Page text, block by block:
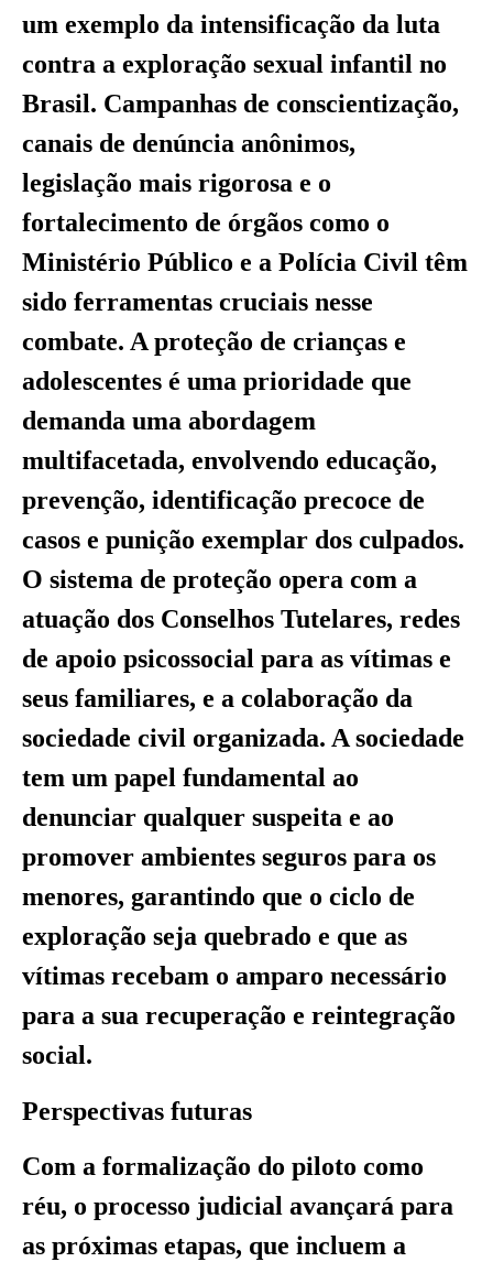
um exemplo da intensificação da luta
contra a exploração sexual infantil no
Brasil. Campanhas de conscientização,
canais de denúncia anônimos,
legislação mais rigorosa e o
fortalecimento de órgãos como o
Ministério Público e a Polícia Civil têm
sido ferramentas cruciais nesse
combate. A proteção de crianças e
adolescentes é uma prioridade que
demanda uma abordagem
multifacetada, envolvendo educação,
prevenção, identificação precoce de
casos e punição exemplar dos culpados.
O sistema de proteção opera com a
atuação dos Conselhos Tutelares, redes
de apoio psicossocial para as vítimas e
seus familiares, e a colaboração da
sociedade civil organizada. A sociedade
tem um papel fundamental ao
denunciar qualquer suspeita e ao
promover ambientes seguros para os
menores, garantindo que o ciclo de
exploração seja quebrado e que as
vítimas recebam o amparo necessário
para a sua recuperação e reintegração
social.
Perspectivas futuras
Com a formalização do piloto como
réu, o processo judicial avançará para
as próximas etapas, que incluem a